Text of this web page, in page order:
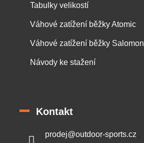
Tabulky velikostí
Váhové zatížení běžky Atomic
Váhové zatížení běžky Salomon
Návody ke stažení
Kontakt
prodej@outdoor-sports.cz